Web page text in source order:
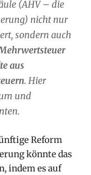
(AHV – die
nicht nur
sondern auch
aus
. Hier
und
Reform
könnte das
indem es auf